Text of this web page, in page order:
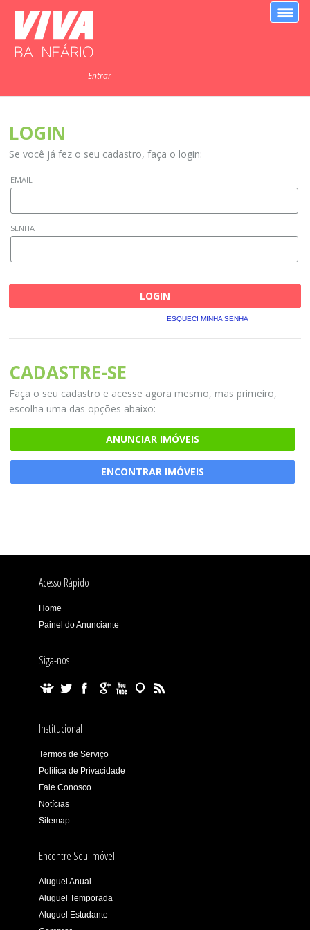
Entrar
LOGIN
Se você já fez o seu cadastro, faça o login:
EMAIL
SENHA
LOGIN
ESQUECI MINHA SENHA
CADASTRE-SE
Faça o seu cadastro e acesse agora mesmo, mas primeiro,
escolha uma das opções abaixo:
ANUNCIAR IMÓVEIS
ENCONTRAR IMÓVEIS
Acesso Rápido
Home
Painel do Anunciante
Siga-nos
Institucional
Termos de Serviço
Política de Privacidade
Fale Conosco
Notícias
Sitemap
Encontre Seu Imóvel
Aluguel Anual
Aluguel Temporada
Aluguel Estudante